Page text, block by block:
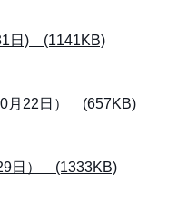
日) (1141KB)
月22日） (657KB)
日） (1333KB)